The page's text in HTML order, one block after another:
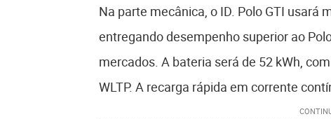
Na parte mecânica, o ID. Polo GTI usará
entregando desempenho superior ao
mercados. A bateria será de 52 kWh,
WLTP. A recarga rápida em corrente